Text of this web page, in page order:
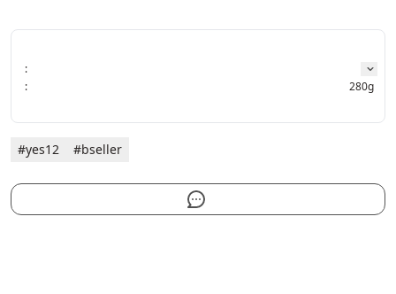
:
:
280g
#yes12 #bseller